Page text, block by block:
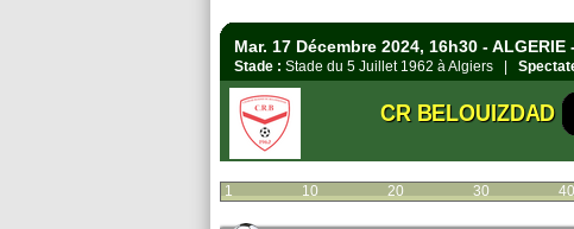
Mar. 17 Décembre 2024, 16h30 -
Stade : Stade du 5 Juillet 1962 à Algiers |
CR BELOUIZDAD
1 10 20 30 40